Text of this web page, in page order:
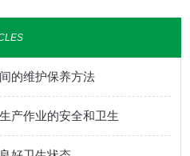
的维护保养方法
产作业的安全和卫生